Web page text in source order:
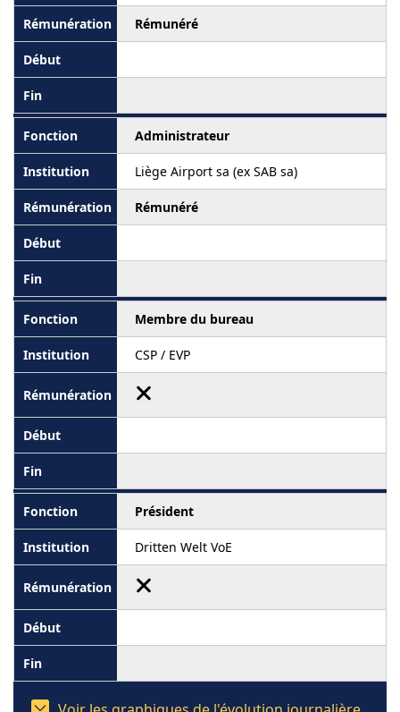
Rémunéré
Administrateur
Liège Airport sa (ex SAB sa)
Rémunéré
Membre du bureau
CSP / EVP
Président
Dritten Welt VoE